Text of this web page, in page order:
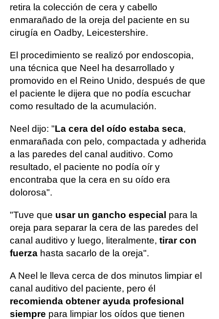
retira la colección de cera y cabello
enmarañado de la oreja del paciente en su
cirugía en Oadby, Leicestershire.
El procedimiento se realizó por endoscopia,
una técnica que Neel ha desarrollado y
promovido en el Reino Unido, después de que
el paciente le dijera que no podía escuchar
como resultado de la acumulación.
Neel dijo: "La cera del oído estaba seca,
enmarañada con pelo, compactada y adherida
a las paredes del canal auditivo. Como
resultado, el paciente no podía oír y
encontraba que la cera en su oído era
dolorosa".
"Tuve que usar un gancho especial para la
oreja para separar la cera de las paredes del
canal auditivo y luego, literalmente, tirar con
fuerza hasta sacarlo de la oreja".
A Neel le lleva cerca de dos minutos limpiar el
canal auditivo del paciente, pero él
recomienda obtener ayuda profesional
siempre para limpiar los oídos que tienen